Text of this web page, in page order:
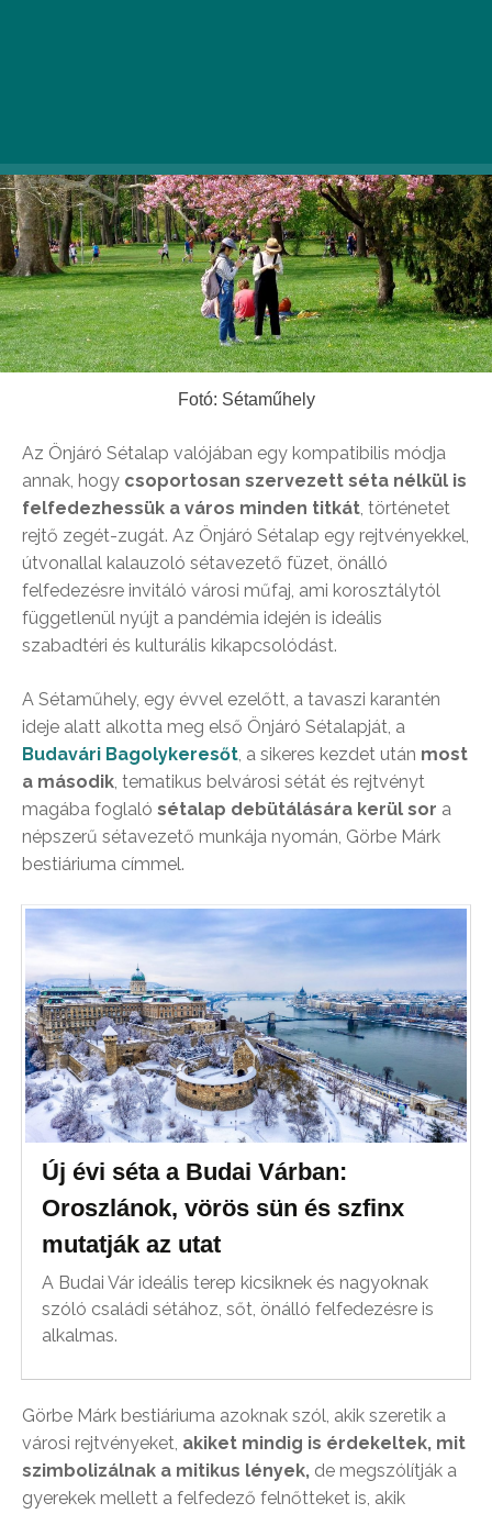
Fotó: Sétaműhely
Az Önjáró Sétalap valójában egy kompatibilis módja
annak, hogy csoportosan szervezett séta nélkül is
felfedezhessük a város minden titkát, történetet
rejtő zegét-zugát. Az Önjáró Sétalap egy rejtvényekkel,
útvonallal kalauzoló sétavezető füzet, önálló
felfedezésre invitáló városi műfaj, ami korosztálytól
függetlenül nyújt a pandémia idején is ideális
szabadtéri és kulturális kikapcsolódást.
A Sétaműhely, egy évvel ezelőtt, a tavaszi karantén
ideje alatt alkotta meg első Önjáró Sétalapját, a
Budavári Bagolykeresőt, a sikeres kezdet után most
a második, tematikus belvárosi sétát és rejtvényt
magába foglaló sétalap debütálására kerül sor a
népszerű sétavezető munkája nyomán, Görbe Márk
bestiáriuma címmel.
Új évi séta a Budai Várban:
Oroszlánok, vörös sün és szfinx
mutatják az utat
A Budai Vár ideális terep kicsiknek és nagyoknak
szóló családi sétához, sőt, önálló felfedezésre is
alkalmas.
Görbe Márk bestiáriuma azoknak szól, akik szeretik a
városi rejtvényeket, akiket mindig is érdekeltek, mit
szimbolizálnak a mitikus lények, de megszólítják a
gyerekek mellett a felfedező felnőtteket is, akik